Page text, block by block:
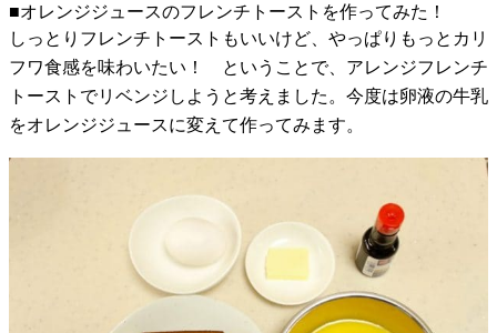
■オレンジジュースのフレンチトーストを作ってみた！
しっとりフレンチトーストもいいけど、やっぱりもっとカリ
フワ食感を味わいたい！ ということで、アレンジフレンチ
トーストでリベンジしようと考えました。今度は卵液の牛乳
をオレンジジュースに変えて作ってみます。